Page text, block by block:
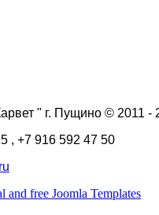
" г. Пущино © 2011 -
, +7 916 592 47 50
and free Joomla Templates